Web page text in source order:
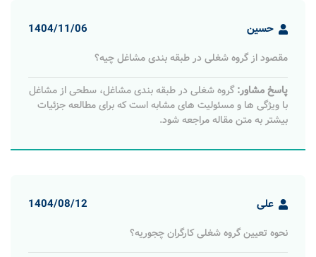
حسین 1404/11/06
مقصود از گروه شغلی در طبقه بندی مشاغل چیه؟
پاسخ مشاور:گروه شغلی در طبقه‌ بندی مشاغل، سطحی از مشاغل
با ویژگی ‌ها و مسئولیت ‌های مشابه است که برای مطالعه جزئیات
بیشتر به متن مقاله مراجعه شود.
علی 1404/08/12
نحوه تعیین گروه شغلی کارگران چجوریه؟